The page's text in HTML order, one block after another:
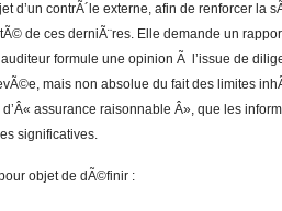
d’un contrÃ´le externe, afin de renforcer la
de ces derniÃ¨res. Elle demande un
formule une opinion Ã l’issue de
mais non absolue du fait des limites
assurance raisonnable Â», que les
significatives.
objet de dÃ©finir :